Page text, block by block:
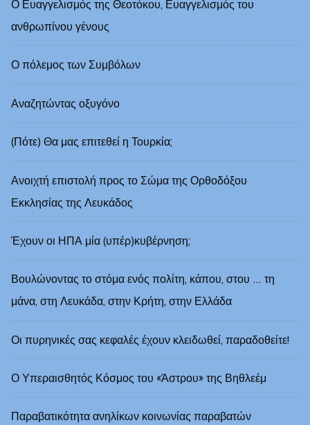
Ο Ευαγγελισμός της Θεοτόκου, Ευαγγελισμός του
ανθρωπίνου γένους
Ο πόλεμος των Συμβόλων
Αναζητώντας οξυγόνο
(Πότε) Θα μας επιτεθεί η Τουρκία;
Ανοιχτή επιστολή προς το Σώμα της Ορθοδόξου
Εκκλησίας της Λευκάδος
Έχουν οι ΗΠΑ μία (υπέρ)κυβέρνηση;
Βουλώνοντας το στόμα ενός πολίτη, κάπου, στου … τη
μάνα, στη Λευκάδα, στην Κρήτη, στην Ελλάδα
Οι πυρηνικές σας κεφαλές έχουν κλειδωθεί, παραδοθείτε!
Ο Υπεραισθητός Κόσμος του «Άστρου» της Βηθλεέμ
Παραβατικότητα ανηλίκων κοινωνίας παραβατών